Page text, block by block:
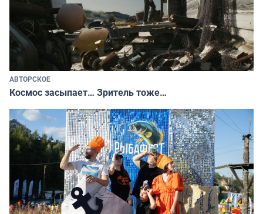
АВТОРСКОЕ
Космос засыпает… Зритель тоже…